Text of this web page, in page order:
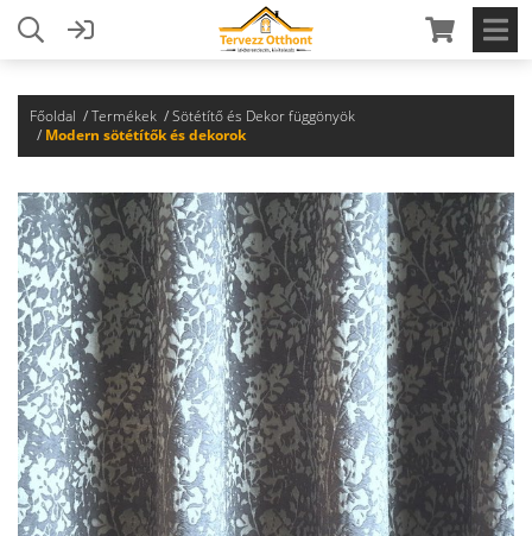
Főoldal Termékek
Sötétítő és Dekor függönyök
Modern sötétítők és dekorok